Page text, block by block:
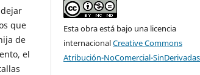
que
de
el
Esta obra está bajo una licencia
internacionalCreative Commons
Atribución-NoComercial-